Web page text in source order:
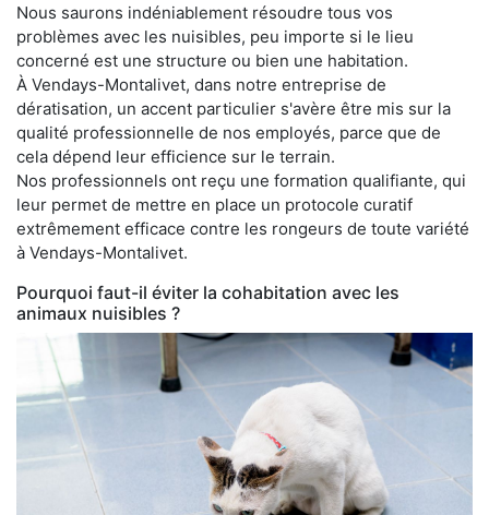
Nous saurons indéniablement résoudre tous vos
problèmes avec les nuisibles, peu importe si le lieu
concerné est une structure ou bien une habitation.
À Vendays-Montalivet, dans notre entreprise de
dératisation, un accent particulier s'avère être mis sur la
qualité professionnelle de nos employés, parce que de
cela dépend leur efficience sur le terrain.
Nos professionnels ont reçu une formation qualifiante, qui
leur permet de mettre en place un protocole curatif
extrêmement efficace contre les rongeurs de toute variété
à Vendays-Montalivet.
Pourquoi faut-il éviter la cohabitation avec les
animaux nuisibles ?